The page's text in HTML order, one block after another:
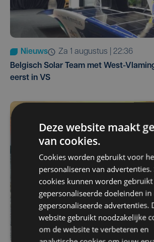
Nieuws
za 1 augustus | 22:36
Belgisch Solar Team met West-
eerst in VS
Deze website maakt
van cookies.
Cookies worden gebruikt voor
personaliseren van advertenties.
cookies kunnen worden
gepersonaliseerde doeleinden in
gepersonaliseerde advertenties.
website gebruikt noodzakelijke
om de website te verbeteren en